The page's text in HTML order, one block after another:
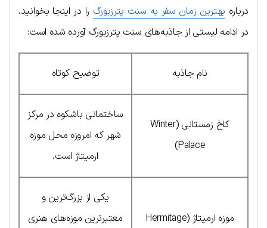
درباره بهترین زمان سفر به سنت پترزبورگ را در اینجا بخوانید.
در ادامه لیستی از جاذبه‌های سنت پترزبورگ آورده شده است:
نام جاذبه توضیح کوتاه
کاخ زمستانی (Winter
Palace)
ساختمانی باشکوه در مرکز
شهر که امروزه محل موزه
ارمیتاژ است.
موزه ارمیتاژ (Hermitage
یکی از بزرگ‌ترین و
معتبرترین موزه‌های هنری